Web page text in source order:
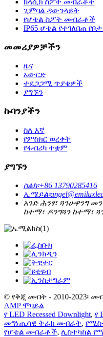
ክላሲክ ስፖት መብራቶች
ጊምባል ዳውንላይት
የሆቴል ስፖት መብራቶች
IP65 ሆቴል የተገለበጠ
መመሪያዎቻችን
ዜና
አውርድ
ተደጋጋሚ ጥያቄዎች
ያግኙን
ኩባንያችን
ስለ እኛ
የምስክር ወረቀት
የፋብሪካ ተቋም
ያግኙን
ስልክ፡+86 13790285416
ኢሜይል፡
አንድ ሕንፃ፣ ጓንሁዋንግ
ከተማ፣ ዶንግጓን ከተማ፣
© የቅጂ መብት - 2010-2023፡
AMP ሞባይል
የ LED Recessed Downlight, የ
መግነጢሳዊ ትራክ መብራት,
የሆቴል መብራቶች, ሊስተካከል